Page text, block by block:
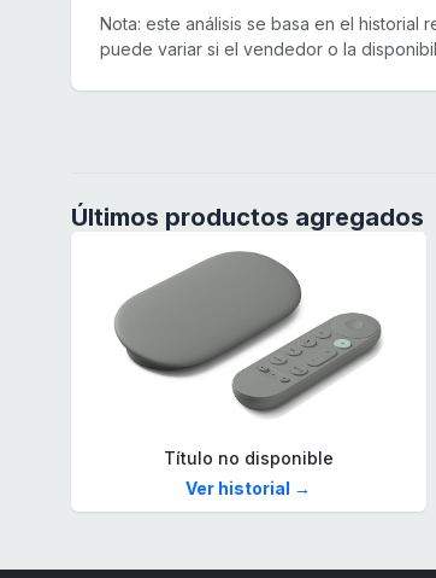
Nota: este análisis se basa en el
puede variar si el vendedor o la
Últimos productos agregados
Título no disponible
Ver historial →